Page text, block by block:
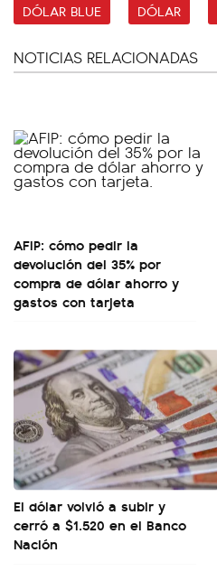
DÓLAR BLUE DÓLAR
NOTICIAS RELACIONADAS
AFIP: cómo pedir la
devolución del 35% por
compra de dólar ahorro y
gastos con tarjeta
El dólar volvió a subir y
cerró a $1.520 en el Banco
Nación